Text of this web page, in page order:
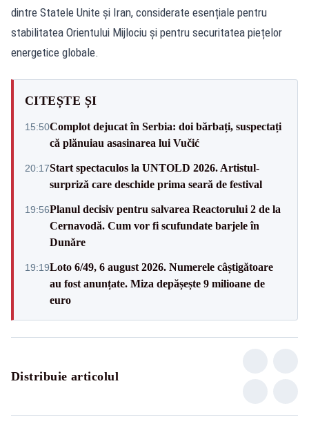
dintre Statele Unite și Iran, considerate esențiale pentru
stabilitatea Orientului Mijlociu și pentru securitatea piețelor
energetice globale.
CITEȘTE ȘI
15:50Complot dejucat în Serbia: doi bărbați, suspectați
că plănuiau asasinarea lui Vučić
20:17Start spectaculos la UNTOLD 2026. Artistul-
surpriză care deschide prima seară de festival
19:56Planul decisiv pentru salvarea Reactorului 2 de la
Cernavodă. Cum vor fi scufundate barjele în
Dunăre
19:19Loto 6/49, 6 august 2026. Numerele câștigătoare
au fost anunțate. Miza depășește 9 milioane de
euro
Distribuie articolul